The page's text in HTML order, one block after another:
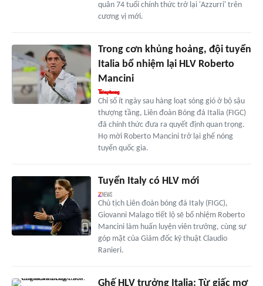
quân 74 tuổi chính thức trở lại 'Azzurri' trên
cương vị mới.
Trong cơn khủng hoảng, đội tuyển
Italia bổ nhiệm lại HLV Roberto
Mancini
Chỉ số ít ngày sau hàng loạt sóng gió ở bộ sậu
thượng tầng, Liên đoàn Bóng đá Italia (FIGC)
đã chính thức đưa ra quyết định quan trọng.
Họ mời Roberto Mancini trở lại ghế nóng
tuyển quốc gia.
Tuyển Italy có HLV mới
Chủ tịch Liên đoàn bóng đá Italy (FIGC),
Giovanni Malago tiết lộ sẽ bổ nhiệm Roberto
Mancini làm huấn luyện viên trưởng, cùng sự
góp mặt của Giám đốc kỹ thuật Claudio
Ranieri.
Ghế HLV trưởng Italia: Từ giấc mơ